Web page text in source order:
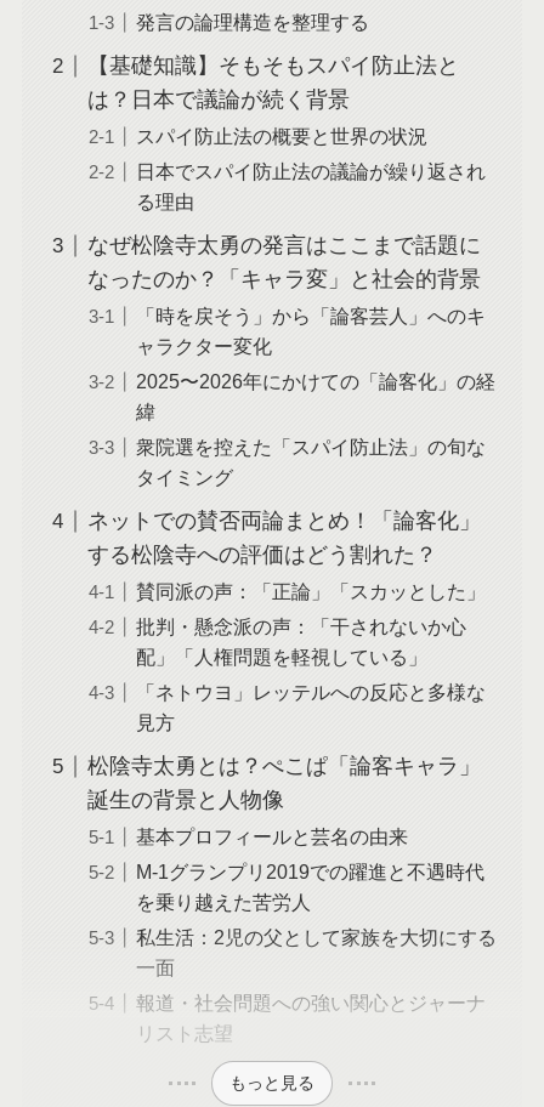
発言の論理構造を整理する
【基礎知識】そもそもスパイ防止法と
は？日本で議論が続く背景
スパイ防止法の概要と世界の状況
日本でスパイ防止法の議論が繰り返され
る理由
なぜ松陰寺太勇の発言はここまで話題に
なったのか？「キャラ変」と社会的背景
「時を戻そう」から「論客芸人」へのキ
ャラクター変化
2025〜2026年にかけての「論客化」の経
緯
衆院選を控えた「スパイ防止法」の旬な
タイミング
ネットでの賛否両論まとめ！「論客化」
する松陰寺への評価はどう割れた？
賛同派の声：「正論」「スカッとした」
批判・懸念派の声：「干されないか心
配」「人権問題を軽視している」
「ネトウヨ」レッテルへの反応と多様な
見方
松陰寺太勇とは？ぺこぱ「論客キャラ」
誕生の背景と人物像
基本プロフィールと芸名の由来
M-1グランプリ2019での躍進と不遇時代
を乗り越えた苦労人
私生活：2児の父として家族を大切にする
一面
報道・社会問題への強い関心とジャーナ
リスト志望
もっと見る